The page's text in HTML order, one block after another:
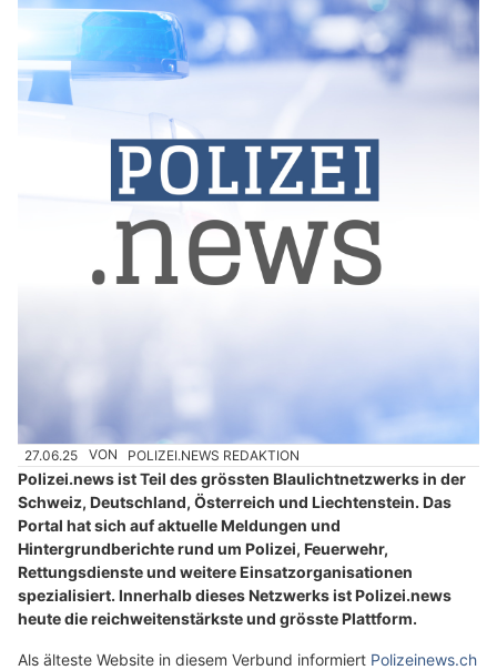
27.06.25 VON POLIZEI.NEWS REDAKTION
Polizei.news ist Teil des grössten Blaulichtnetzwerks in der
Schweiz, Deutschland, Österreich und Liechtenstein. Das
Portal hat sich auf aktuelle Meldungen und
Hintergrundberichte rund um Polizei, Feuerwehr,
Rettungsdienste und weitere Einsatzorganisationen
spezialisiert. Innerhalb dieses Netzwerks ist Polizei.news
heute die reichweitenstärkste und grösste Plattform.
Als älteste Website in diesem Verbund informiert Polizeinews.ch